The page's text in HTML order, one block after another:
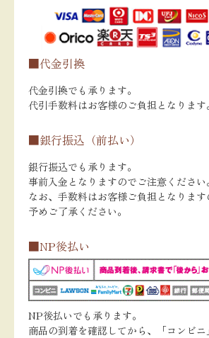
■代金引換
代金引換でも承ります。
代引手数料はお客様のご負担となります。
■銀行振込（前払い）
銀行振込でも承ります。
事前入金となりますのでご注意ください。
なお、手数料はお客様ご負担となります
予めご了承ください。
■NP後払い
NP後払いでも承ります。
商品の到着を確認してから、「コンビ